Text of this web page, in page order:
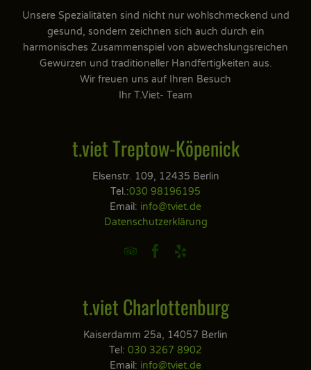
Unsere Spezialitäten sind nicht nur wohlschmeckend und
gesund, sondern zeichnen sich auch durch ein
harmonisches Zusammenspiel von abwechslungsreichen
Gewürzen und traditioneller Handfertigkeiten aus.
Wir freuen uns auf Ihren Besuch
Ihr T.Viet- Team
t.viet Treptow-Köpenick
Elsenstr. 109, 12435 Berlin
Tel.:030 98196195
Email: info@tviet.de
Datenschutzerklärung
  
t.viet Charlottenburg
Kaiserdamm 25a, 14057 Berlin
Tel: 030 3267 8902
Email: info@tviet.de